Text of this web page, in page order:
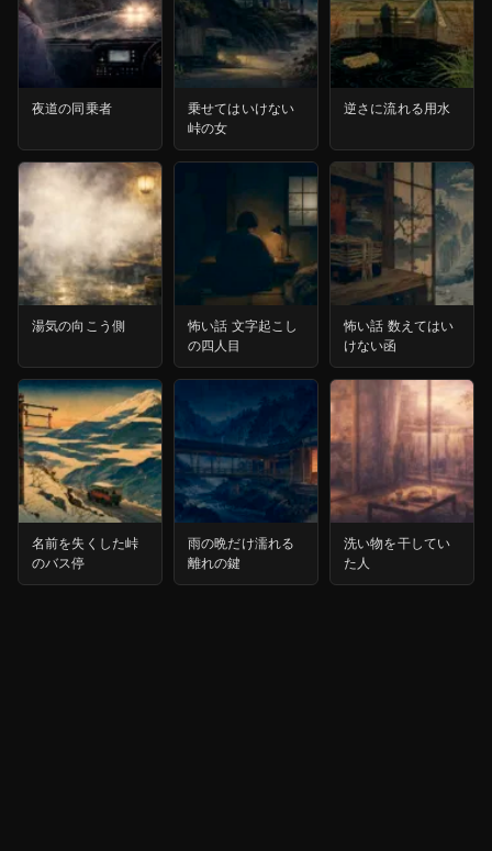
夜道の同乗者
乗せてはいけない
峠の女
逆さに流れる用水
湯気の向こう側
怖い話 文字起こし
の四人目
怖い話 数えてはい
けない函
名前を失くした峠
のバス停
雨の晩だけ濡れる
離れの鍵
洗い物を干してい
た人